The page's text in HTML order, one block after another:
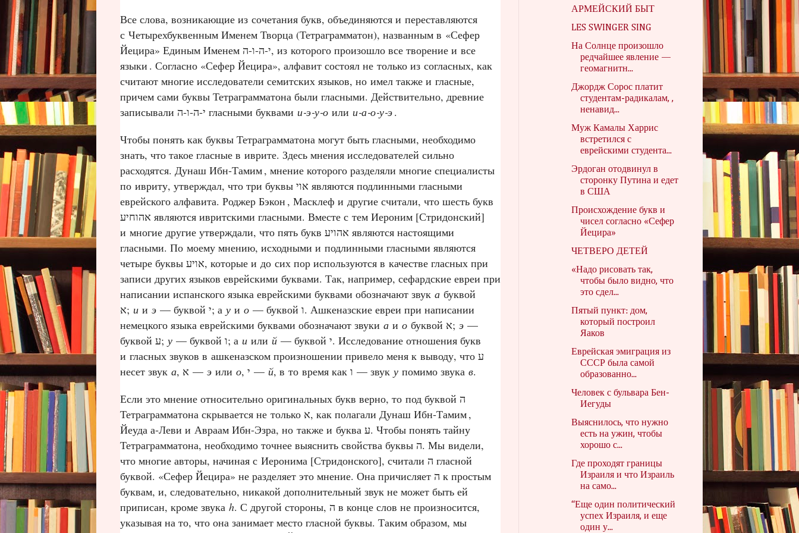
Все слова, возникающие из сочетания букв, объединяются и переставляются
с Четырехбуквенным Именем Творца (Тетраграмматон), названным в «Сефер
Йецира» Единым Именем י‑ה‑ו‑ה, из которого произошло все творение и все
языки. Согласно «Сефер Йецира», алфавит состоял не только из согласных, как
считают многие исследователи семитских языков, но имел также и гласные,
причем сами буквы Тетраграмматона были гласными. Действительно, древние
записывали י‑ה‑ו‑ה гласными буквами и‑э‑у‑о или и‑а‑о‑у‑э.
Чтобы понять как буквы Тетраграмматона могут быть гласными, необходимо
знать, что такое гласные в иврите. Здесь мнения исследователей сильно
расходятся. Дунаш Ибн‑Тамим, мнение которого разделяли многие специалисты
по ивриту, утверждал, что три буквы אוי являются подлинными гласными
еврейского алфавита. Роджер Бэкон, Масклеф и другие считали, что шесть букв
אהוחיע являются ивритскими гласными. Вместе с тем Иероним [Стридонский]
и многие другие утверждали, что пять букв אהויע являются настоящими
гласными. По моему мнению, исходными и подлинными гласными являются
четыре буквы אויע, которые и до сих пор используются в качестве гласных при
записи других языков еврейскими буквами. Так, например, сефардские евреи при
написании испанского языка еврейскими буквами обозначают звук а буквой
א; и и э — буквой י; а у и о — буквой ו. Ашкеназские евреи при написании
немецкого языка еврейскими буквами обозначают звуки а и о буквой א; э —
буквой ע; у — буквой ו; а и или й — буквой י. Исследование отношения букв
и гласных звуков в ашкеназском произношении привело меня к выводу, что ע
несет звук а , א — э или о , י — й , в то время как ו — звук у помимо звука в.
Если это мнение относительно оригинальных букв верно, то под буквой ה
Тетраграмматона скрывается не только א, как полагали Дунаш Ибн‑Тамим,
Йеуда а‑Леви и Авраам Ибн‑Эзра, но также и буква ע. Чтобы понять тайну
Тетраграмматона, необходимо точнее выяснить свойства буквы ה. Мы видели,
что многие авторы, начиная с Иеронима [Стридонского], считали ה гласной
буквой. «Сефер Йецира» не разделяет это мнение. Она причисляет ה к простым
буквам, и, следовательно, никакой дополнительный звук не может быть ей
приписан, кроме звука h. С другой стороны, ה в конце слов не произносится,
указывая на то, что она занимает место гласной буквы. Таким образом, мы
АРМЕЙСКИЙ БЫТ
LES SWINGER SING
На Солнце произошло
редчайшее явление —
геомагнитн...
Джордж Сорос платит
студентам-радикалам, ,
ненавид...
Муж Камалы Харрис
встретился с
еврейскими студента...
Эрдоган отодвинул в
сторонку Путина и едет
в США
Происхождение букв и
чисел согласно «Сефер
Йецира»
ЧЕТВЕРО ДЕТЕЙ
«Надо рисовать так,
чтобы было видно, что
это сдел...
Пятый пункт: дом,
который построил
Яаков
Еврейская эмиграция из
СССР была самой
образованно...
Человек с бульвара Бен-
Иегуды
Выяснилось, что нужно
есть на ужин, чтобы
хорошо с...
Где проходят границы
Израиля и что Израиль
на само...
“Еще один политический
успех Израиля, и еще
один у...